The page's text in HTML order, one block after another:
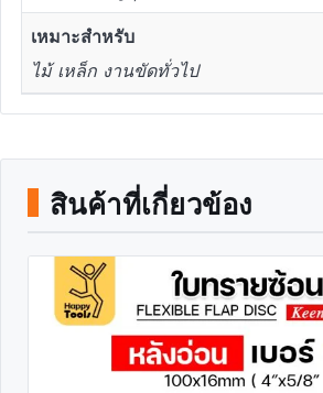
เหมาะสำหรับ
ไม้ เหล็ก งานขัดทั่วไป
สินค้าที่เกี่ยวข้อง